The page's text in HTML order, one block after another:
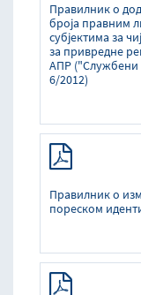
Правилник о
броја правним
субјектима за
за привредне
АПР ("Службени
6/2012)
Правилник о
пореском